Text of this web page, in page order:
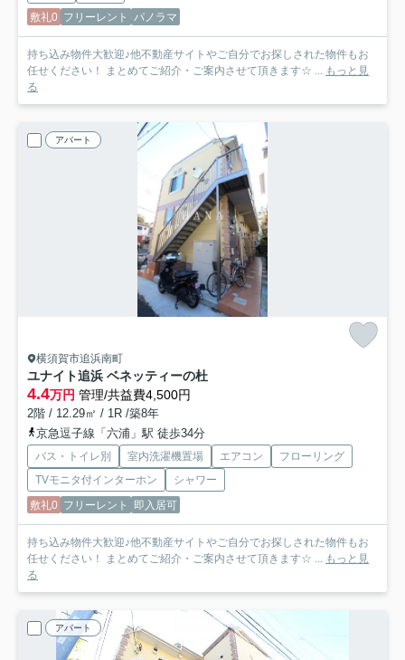
敷礼0 フリーレント パノラマ
持ち込み物件大歓迎♪他不動産サイトやご自分でお探しされた物件もお
任せください！ まとめてご紹介・ご案内させて頂きます☆ ... もっと見
る
アパート
横須賀市追浜南町
ユナイト追浜 ベネッティーの杜
4.4万円 管理/共益費4,500円
2階 / 12.29㎡ / 1R /築8年
京急逗子線「六浦」駅 徒歩34分
バス・トイレ別 室内洗濯機置場 エアコン
フローリング
TVモニタ付インターホン
シャワー
敷礼0 フリーレント 即入居可
持ち込み物件大歓迎♪他不動産サイトやご自分でお探しされた物件もお
任せください！ まとめてご紹介・ご案内させて頂きます☆ ... もっと見
る
アパート